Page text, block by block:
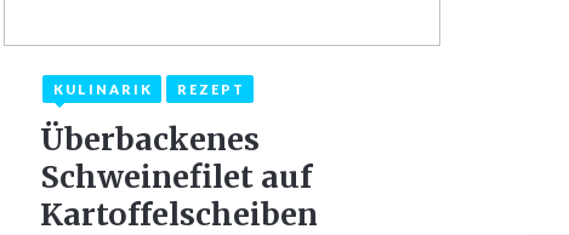
8. November 2023
KULINARIK REZEPT
Überbackenes
Schweinefilet auf
Kartoffelscheiben